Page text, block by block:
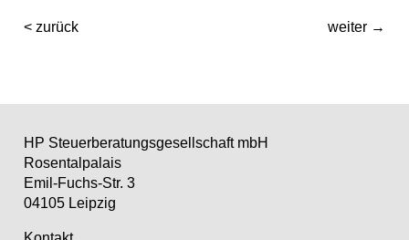
< zurück weiter →
HP Steuerberatungs­gesellschaft mbH
Rosentalpalais
Emil-Fuchs-Str. 3
04105 Leipzig